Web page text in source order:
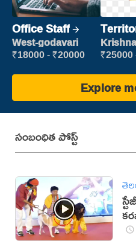
Office Staff
West-godavari
₹18000 - ₹20000
Explore
సంబంధిత పోస్ట్